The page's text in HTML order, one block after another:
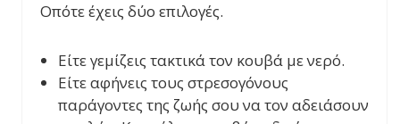
Οπότε έχεις δύο επιλογές.
Είτε γεμίζεις τακτικά τον κουβά με νερό.
Είτε αφήνεις τους στρεσογόνους
παράγοντες της ζωής σου να τον αδειάσουν